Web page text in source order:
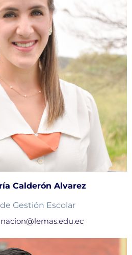
Calderón Alvarez
Gestión Escolar